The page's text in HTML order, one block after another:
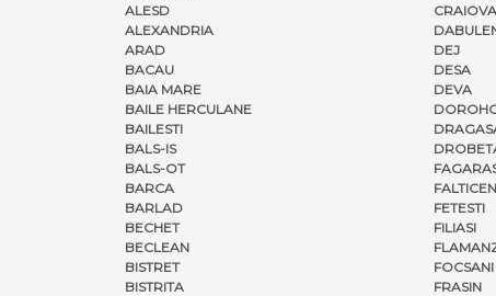
ALESD
ALEXANDRIA
ARAD
BACAU
BAIA MARE
BAILE HERCULANE
BAILESTI
BALS-IS
BALS-OT
BARCA
BARLAD
BECHET
BECLEAN
BISTRET
BISTRITA
CRAIOVA
DEJ
DESA
DEVA
FETESTI
FILIASI
FOCSANI
FRASIN